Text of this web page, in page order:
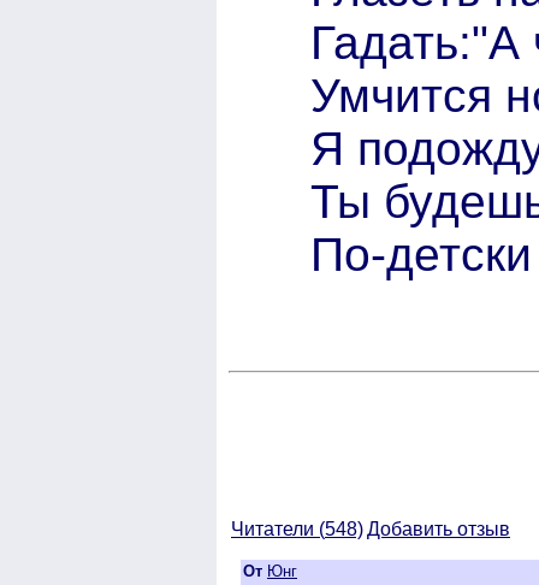
Гадать:"А
Умчится
Я
Ты
По-
Читатели (548)Добавить отзыв
От Юнг